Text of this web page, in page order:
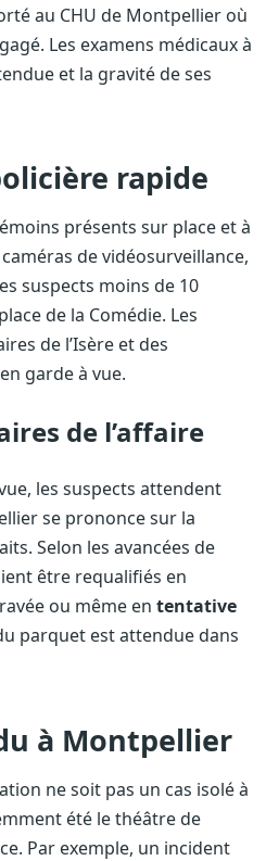
au CHU de Montpellier où
Les examens médicaux à
et la gravité de ses
rapide
présents sur place et à
de vidéosurveillance,
suspects moins de 10
de la Comédie. Les
de l’Isère et des
garde à vue.
de l’affaire
les suspects attendent
se prononce sur la
Selon les avancées de
être requalifiés en
ou même en tentative
parquet est attendue dans
à Montpellier
ne soit pas un cas isolé à
été le théâtre de
Par exemple, un incident